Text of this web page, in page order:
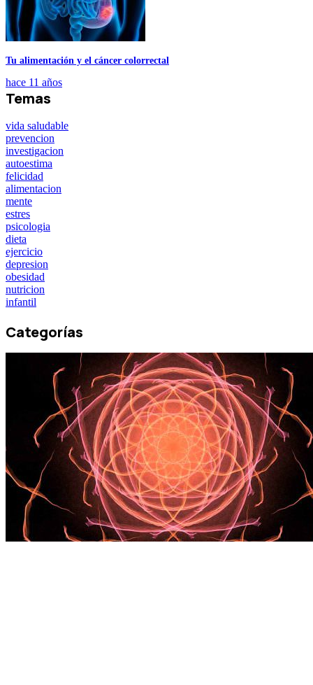
Tu alimentación y el cáncer colorrectal
hace 11 años
Temas
vida saludable
prevencion
investigacion
autoestima
felicidad
alimentacion
mente
estres
psicologia
dieta
ejercicio
depresion
obesidad
nutricion
infantil
Categorías